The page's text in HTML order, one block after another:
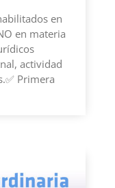
en
en materia
actividad
Primera